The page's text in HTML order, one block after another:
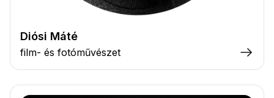
Diósi Máté
film- és fotóművészet